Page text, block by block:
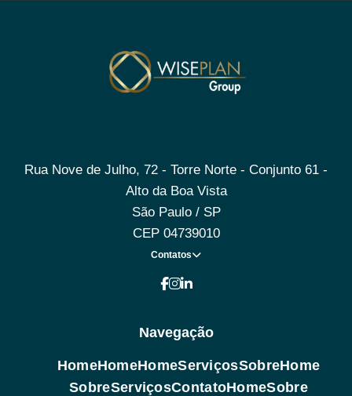
Rua Nove de Julho, 72 - Torre Norte - Conjunto 61 -
Alto da Boa Vista
São Paulo / SP
CEP 04739010
Contatos
Navegação
HomeHomeHomeServiçosSobreHome
SobreServiçosContatoHomeSobre